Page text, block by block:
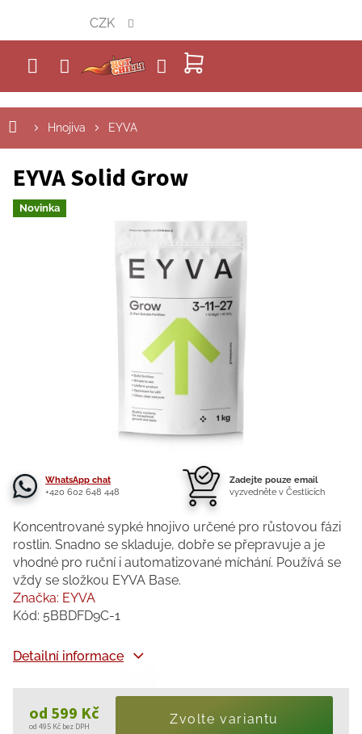
obsah
NÁKUPNÍ
KOŠÍK
CZK
Hnojiva EYVA
EYVA Solid Grow
Novinka
WhatsApp chat
+420 602 648 448
Zadejte pouze email
vyzvedněte v Čestlicích
od 599 Kč
od 495 Kč bez DPH
Zvolte variantu
Koncentrované sypké hnojivo určené pro růstovou fázi
rostlin. Snadno se skladuje, dobře se přepravuje a je
vhodné pro ruční i automatizované míchání. Používá se
vždy se složkou EYVA Base.
Detailní informace
Značka: EYVA
Kód: 5BBDFD9C-1